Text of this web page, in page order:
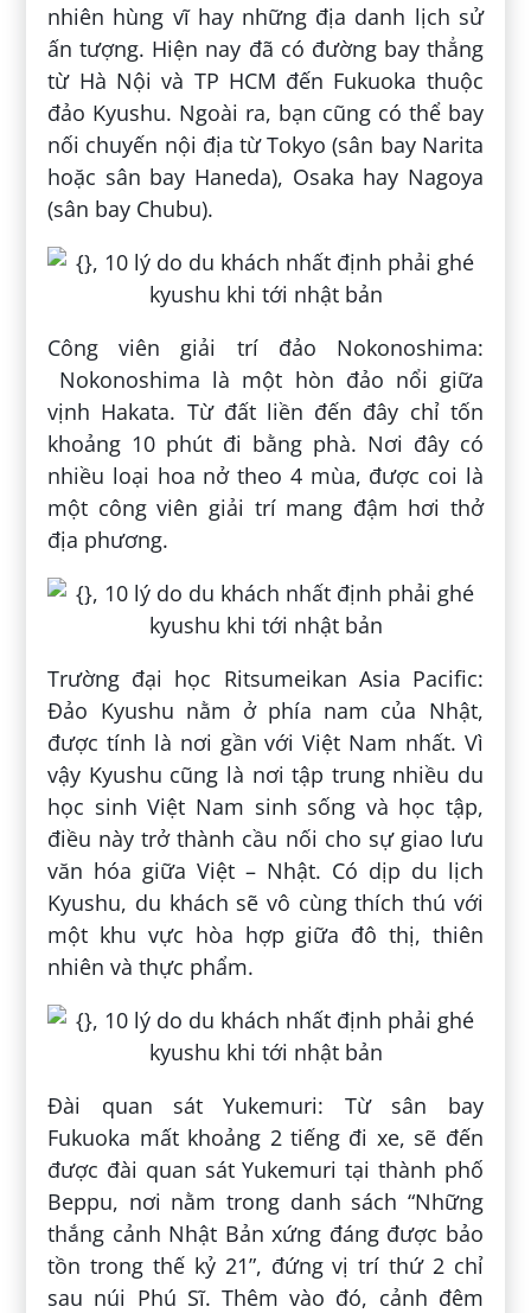
nhiên hùng vĩ hay những địa danh lịch sử
ấn tượng. Hiện nay đã có đường bay thẳng
từ Hà Nội và TP HCM đến Fukuoka thuộc
đảo Kyushu. Ngoài ra, bạn cũng có thể bay
nối chuyến nội địa từ Tokyo (sân bay Narita
hoặc sân bay Haneda), Osaka hay Nagoya
(sân bay Chubu).
Công viên giải trí đảo Nokonoshima:
Nokonoshima là một hòn đảo nổi giữa
vịnh Hakata. Từ đất liền đến đây chỉ tốn
khoảng 10 phút đi bằng phà. Nơi đây có
nhiều loại hoa nở theo 4 mùa, được coi là
một công viên giải trí mang đậm hơi thở
địa phương.
Trường đại học Ritsumeikan Asia Pacific:
Đảo Kyushu nằm ở phía nam của Nhật,
được tính là nơi gần với Việt Nam nhất. Vì
vậy Kyushu cũng là nơi tập trung nhiều du
học sinh Việt Nam sinh sống và học tập,
điều này trở thành cầu nối cho sự giao lưu
văn hóa giữa Việt – Nhật. Có dịp du lịch
Kyushu, du khách sẽ vô cùng thích thú với
một khu vực hòa hợp giữa đô thị, thiên
nhiên và thực phẩm.
Đài quan sát Yukemuri: Từ sân bay
Fukuoka mất khoảng 2 tiếng đi xe, sẽ đến
được đài quan sát Yukemuri tại thành phố
Beppu, nơi nằm trong danh sách “Những
thắng cảnh Nhật Bản xứng đáng được bảo
tồn trong thế kỷ 21”, đứng vị trí thứ 2 chỉ
sau núi Phú Sĩ. Thêm vào đó, cảnh đêm